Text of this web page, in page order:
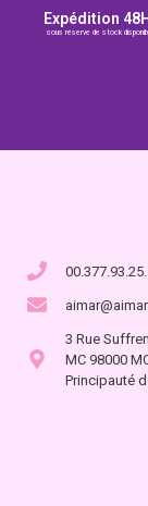
Expédition
sous réserve de stock
3 Rue
MC 98000
Principauté